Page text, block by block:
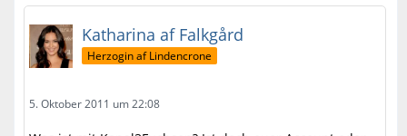
Katharina af Falkgård
Herzogin af Lindencrone
5. Oktober 2011 um 22:08